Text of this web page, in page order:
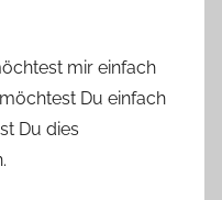
mir einfach
Du einfach
Du dies